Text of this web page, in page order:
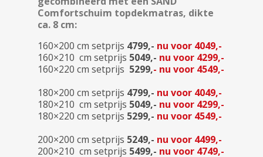
Comfortschuim topdekmatras, dikte
ca. 8 cm:
160×200 cm setprijs 4799,- nu voor 4049,-
160×210 cm setprijs 5049,- nu voor 4299,-
160×220 cm setprijs 5299,- nu voor 4549,-
180×200 cm setprijs 4799,- nu voor 4049,-
180×210 cm setprijs 5049,- nu voor 4299,-
180×220 cm setprijs 5299,- nu voor 4549,-
200×200 cm setprijs 5249,- nu voor 4499,-
200×210 cm setprijs 5499,- nu voor 4749,-